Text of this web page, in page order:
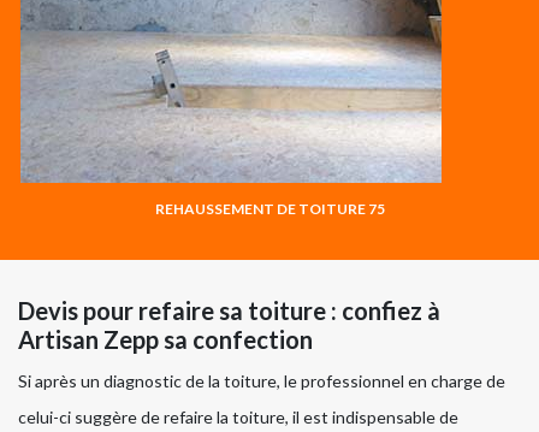
REHAUSSEMENT DE TOITURE 75
Devis pour refaire sa toiture : confiez à
Artisan Zepp sa confection
Si après un diagnostic de la toiture, le professionnel en charge de
celui-ci suggère de refaire la toiture, il est indispensable de